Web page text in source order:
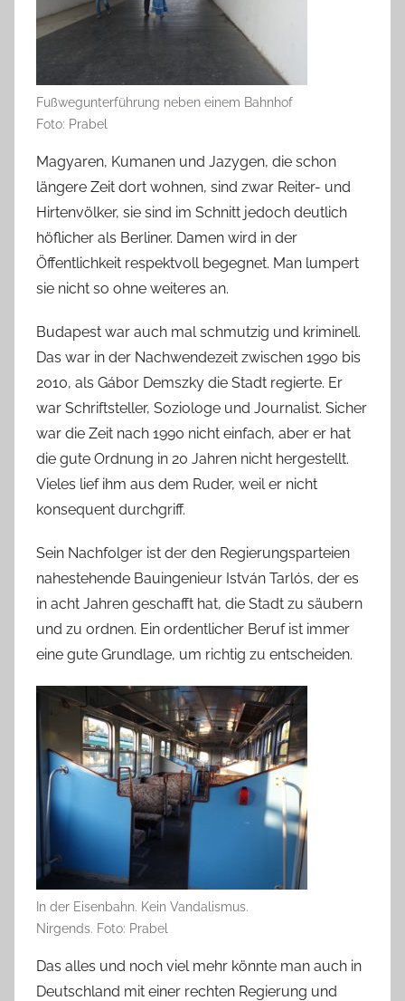
Fußwegunterführung neben einem Bahnhof
Foto: Prabel
Magyaren, Kumanen und Jazygen, die schon
längere Zeit dort wohnen, sind zwar Reiter- und
Hirtenvölker, sie sind im Schnitt jedoch deutlich
höflicher als Berliner. Damen wird in der
Öffentlichkeit respektvoll begegnet. Man lumpert
sie nicht so ohne weiteres an.
Budapest war auch mal schmutzig und kriminell.
Das war in der Nachwendezeit zwischen 1990 bis
2010, als Gábor Demszky die Stadt regierte. Er
war Schriftsteller, Soziologe und Journalist. Sicher
war die Zeit nach 1990 nicht einfach, aber er hat
die gute Ordnung in 20 Jahren nicht hergestellt.
Vieles lief ihm aus dem Ruder, weil er nicht
konsequent durchgriff.
Sein Nachfolger ist der den Regierungsparteien
nahestehende Bauingenieur István Tarlós, der es
in acht Jahren geschafft hat, die Stadt zu säubern
und zu ordnen. Ein ordentlicher Beruf ist immer
eine gute Grundlage, um richtig zu entscheiden.
In der Eisenbahn. Kein Vandalismus.
Nirgends. Foto: Prabel
Das alles und noch viel mehr könnte man auch in
Deutschland mit einer rechten Regierung und